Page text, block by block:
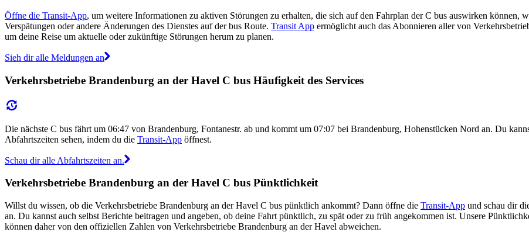
Öffne die Transit-App, um weitere Informationen zu aktiven Störungen zu erhalten, die sich auf den Fahrplan der C bus auswirken können,
Verspätungen oder andere Änderungen des Dienstes auf der bus Route. Transit App ermöglicht auch das Abonnieren aller von
um deine Reise um aktuelle oder zukünftige Störungen herum zu planen.
Sieh dir alle Meldungen an
Verkehrsbetriebe Brandenburg an der Havel C bus Häufigkeit des Services
Die nächste C bus fährt um 06:47 von Brandenburg, Fontanestr. ab und kommt um 07:07 bei Brandenburg, Hohenstücken Nord an. Du
Abfahrtszeiten sehen, indem du die Transit-App öffnest.
Schau dir alle Abfahrtszeiten an.
Verkehrsbetriebe Brandenburg an der Havel C bus Pünktlichkeit
Willst du wissen, ob die Verkehrsbetriebe Brandenburg an der Havel C bus pünktlich ankommt? Dann öffne die Transit-App und schau dir
an. Du kannst auch selbst Berichte beitragen und angeben, ob deine Fahrt pünktlich, zu spät oder zu früh angekommen ist. Unsere
können daher von den offiziellen Zahlen von Verkehrsbetriebe Brandenburg an der Havel abweichen.